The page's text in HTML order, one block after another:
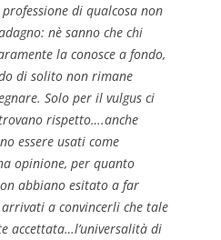
di qualcosa non
nè sanno che chi
la conosce a fondo,
di solito non rimane
Solo per il vulgus ci
rispetto….anche
essere usati come
opinione, per quanto
abbiano esitato a far
a convincerli che tale
accettata…l’universalità di